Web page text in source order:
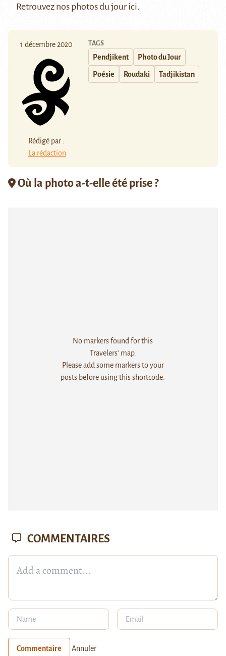
Retrouvez nos photos du jourici.
1 décembre 2020
Rédigé par :
La rédaction
TAGS
Pendjikent Photo du Jour
Poésie Roudaki Tadjikistan
Où la photo a-t-elle été prise ?
No markers found for this
Travelers' map.
Please add some markers to your
posts before using this shortcode.
COMMENTAIRES
Commentaire Annuler